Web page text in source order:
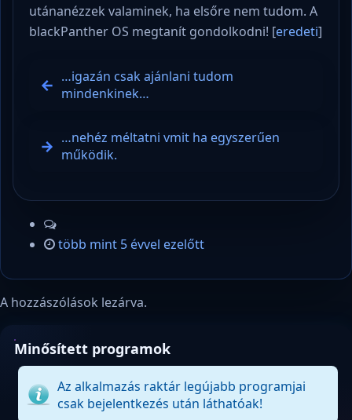
utánanézzek valaminek, ha elsőre nem tudom. A
blackPanther OS megtanít gondolkodni! [eredeti]
…igazán csak ajánlani tudom
mindenkinek…
…nehéz méltatni vmit ha egyszerűen
működik.
több mint 5 évvel ezelőtt
A hozzászólások lezárva.
Minősített programok
Az alkalmazás raktár legújabb programjai
csak bejelentkezés után láthatóak!